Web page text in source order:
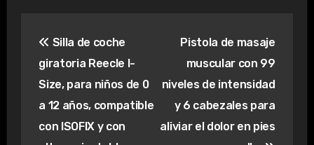
de
entradas
Silla de coche
giratoria Reecle I-
Size, para niños de 0
a 12 años, compatible
con ISOFIX y con
Pistola de masaje
muscular con 99
niveles de intensidad
y 6 cabezales para
aliviar el dolor en pies